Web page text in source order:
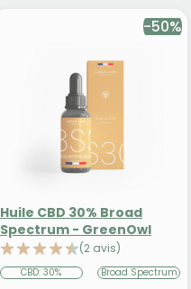
-50%
Huile CBD 30% Broad
Spectrum - GreenOwl
(2 avis)
CBD: 30% Broad Spectrum